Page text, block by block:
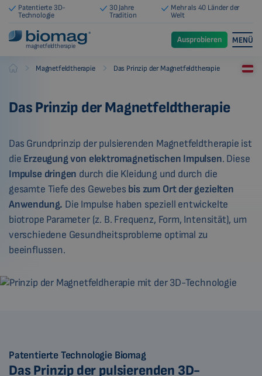
Patentierte 3D-
Technologie
30 Jahre
Tradition
Mehr als 40 Länder der
Welt
magnetfeldtherapie
Ausprobieren MENÜ
Biomag Magnetfeldtherapie Das Prinzip der Magnetfeldtherapie
Das Prinzip der Magnetfeldtherapie
Das Grundprinzip der pulsierenden Magnetfeldtherapie ist
die Erzeugung von elektromagnetischen Impulsen. Diese
Impulse dringen durch die Kleidung und durch die
gesamte Tiefe des Gewebes bis zum Ort der gezielten
Anwendung. Die Impulse haben speziell entwickelte
biotrope Parameter (z. B. Frequenz, Form, Intensität), um
verschiedene Gesundheitsprobleme optimal zu
beeinflussen.
Patentierte Technologie Biomag
Das Prinzip der pulsierenden 3D-